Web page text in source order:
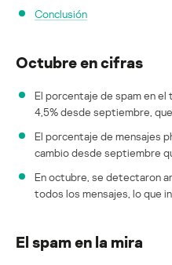
Conclusión
Octubre en cifras
El porcentaje de spam en
4,5% desde septiembre,
El porcentaje de mensajes
cambio desde septiembre
En octubre, se detectaron
todos los mensajes, lo que
El spam en la mira